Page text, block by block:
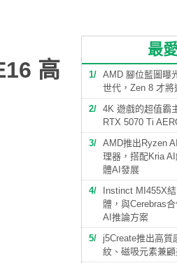
高
最
1
AMD 腳位藍圖曝
世代，Zen 8 才
2
4K 遊戲的超值霸
RTX 5070 Ti
3
AMD推出Ryzen
理器，搭配Kria
體AI發展
4
Instinct MI455X
體，與Cerebras
AI推論方案
5
j5Create推出高質
紋、磁吸元素兼